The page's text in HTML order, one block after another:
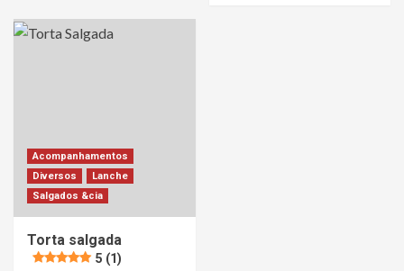
Acompanhamentos
Diversos
Lanche
Salgados &cia
Torta salgada
5 (1)